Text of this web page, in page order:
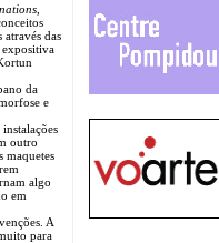
nations
das
expositiva
da
e
outro
maquetes
algo
em
A
para